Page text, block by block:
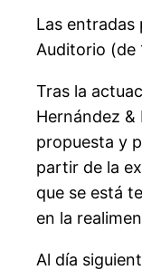
Las entradas
Auditorio (de
Tras la
Hernández
propuesta y
partir de la
que se está
en la
Al día